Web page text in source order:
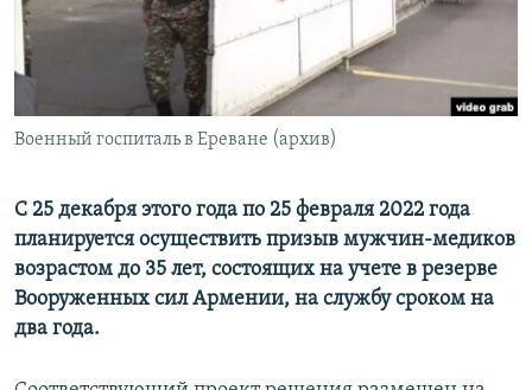
English
Русский
Все сайты Радио Азатутюн
Военный госпиталь в Ереване (архив)
С 25 декабря этого года по 25 февраля 2022 года
планируется осуществить призыв мужчин-медиков
возрастом до 35 лет, состоящих на учете в резерве
Вооруженных сил Армении, на службу сроком на
два года.